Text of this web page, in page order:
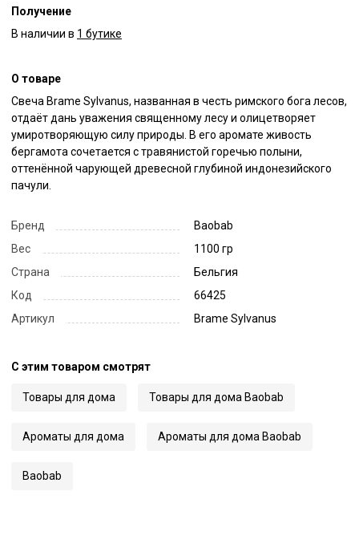
Получение
В наличии в 1 бутике
О товаре
Свеча Brame Sylvanus, названная в честь римского бога лесов,
отдаёт дань уважения священному лесу и олицетворяет
умиротворяющую силу природы. В его аромате живость
бергамота сочетается с травянистой горечью полыни,
оттенённой чарующей древесной глубиной индонезийского
пачули.
Бренд
Baobab
Вес
1100 гр
Страна
Бельгия
Код
66425
Артикул
Brame Sylvanus
С этим товаром смотрят
Товары для дома Товары для дома Baobab
Ароматы для дома Ароматы для дома Baobab
Baobab